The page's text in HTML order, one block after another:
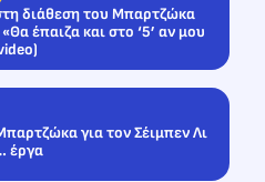
διάθεση του Μπαρτζώκα
έπαιζα και στο ‘5’ αν μου
για τον Σέιμπεν Λι
έργα